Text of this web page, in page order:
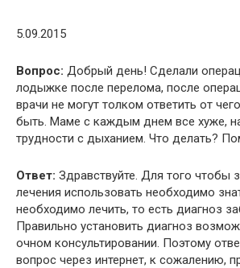
5.09.2015
Вопрос: Добрый день! Сделали
лодыжке после перелома, после
врачи не могут толком ответить от
быть. Маме с каждым днем все хуже,
трудности с дыханием. Что делать?
Ответ: Здравствуйте. Для того чтобы
лечения использовать необходимо
необходимо лечить, то есть диагноз
Правильно установить диагноз
очном консультировании. Поэтому
вопрос через интернет, к сожалению,